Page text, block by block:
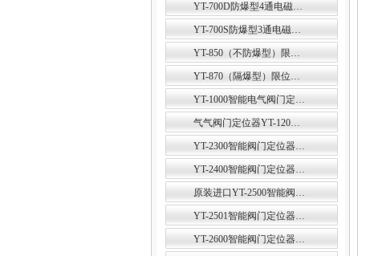
YT-700D防爆型4通电磁…
YT-700S防爆型3通电磁…
YT-850（不防爆型）限…
YT-870（隔爆型）限位…
YT-1000智能电气阀门定…
气气阀门定位器YT-120…
YT-2300智能阀门定位器…
YT-2400智能阀门定位器…
原装进口YT-2500智能阀…
YT-2501智能阀门定位器…
YT-2600智能阀门定位器…